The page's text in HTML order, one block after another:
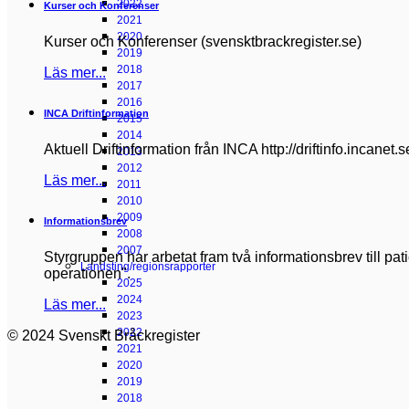
2022
2021
2020
2019
2018
2017
2016
2015
2014
2013
2012
2011
2010
2009
2008
2007
Landsting/regionsrapporter
2025
2024
2023
2022
2021
2020
2019
2018
Kurser och Konferenser
Kurser och Konferenser (svensktbrackregister.se)
Läs mer...
INCA Driftinformation
Aktuell Driftinformation från INCA http://
Läs mer...
Informationsbrev
Styrgruppen har arbetat fram två informationsbrev till
operationen".
Läs mer...
© 2024 Svenskt Bråckregister